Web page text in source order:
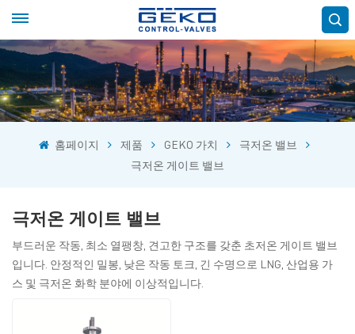
홈페이지 제품 GEKO 가치
극저온 밸브
극저온 게이트 밸브
극저온 게이트 밸브
부드러운 작동, 최소 열팽창, 견고한 구조를 갖춘 초저온 게이트 밸브
입니다. 안정적인 밀봉, 낮은 작동 토크, 긴 수명으로 LNG, 산업용 가
스 및 극저온 화학 분야에 이상적입니다.